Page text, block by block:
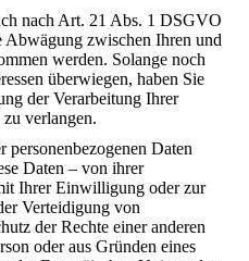
nach Art. 21 Abs. 1 DSGVO
Abwägung zwischen Ihren und
werden. Solange noch
überwiegen, haben Sie
der Verarbeitung Ihrer
zu verlangen.
personenbezogenen Daten
Daten – von ihrer
Ihrer Einwilligung oder zur
Verteidigung von
der Rechte einer anderen
oder aus Gründen eines